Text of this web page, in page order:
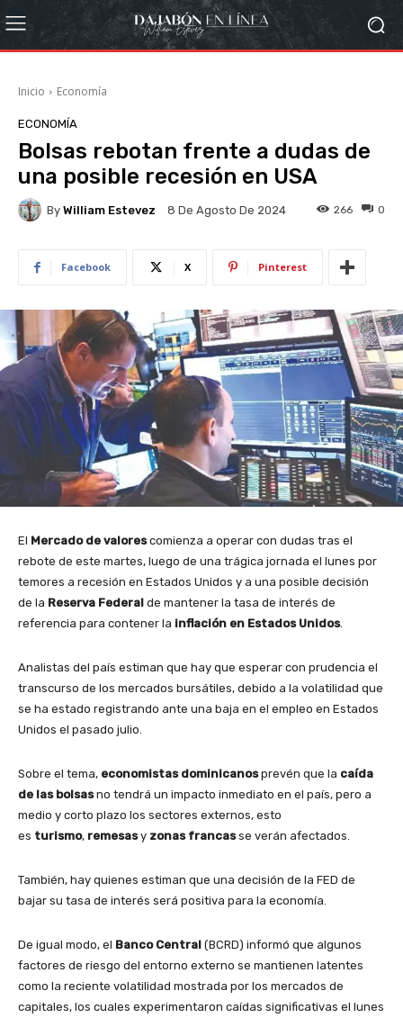
Inicio Economía
ECONOMÍA
Bolsas rebotan frente a dudas de
una posible recesión en USA
By William Estevez 8 De Agosto De 2024 0
266
Facebook X Pinterest
El Mercado de valorescomienza a operar con dudas tras el
rebote de este martes, luego de una trágica jornada el lunes por
temores a recesión en Estados Unidos y a una posible decisión
de la Reserva Federal de mantener la tasa de interés de
referencia para contener la inflación en Estados Unidos.
Analistas del país estiman que hay que esperar con prudencia el
transcurso de los mercados bursátiles, debido a la volatilidad que
se ha estado registrando ante una baja en el empleo en Estados
Unidos el pasado julio.
Sobre el tema, economistas dominicanosprevén que la caída
de las bolsasno tendrá un impacto inmediato en el país, pero a
medio y corto plazo los sectores externos, esto
es turismo, remesasy zonas francasse verán afectados.
También, hay quienes estiman que una decisión de la FED de
bajar su tasa de interés será positiva para la economía.
De igual modo, el Banco Central (BCRD) informó que algunos
factores de riesgo del entorno externo se mantienen latentes
como la reciente volatilidad mostrada por los mercados de
capitales, los cuales experimentaron caídas significativas el lunes